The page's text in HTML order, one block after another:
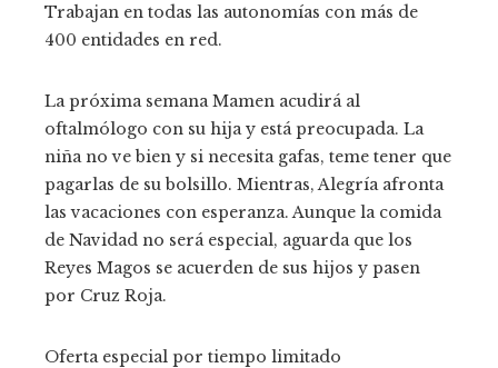
Trabajan en todas las autonomías con más de
400 entidades en red.
La próxima semana Mamen acudirá al
oftalmólogo con su hija y está preocupada. La
niña no ve bien y si necesita gafas, teme tener que
pagarlas de su bolsillo. Mientras, Alegría afronta
las vacaciones con esperanza. Aunque la comida
de Navidad no será especial, aguarda que los
Reyes Magos se acuerden de sus hijos y pasen
por Cruz Roja.
Oferta especial por tiempo limitado